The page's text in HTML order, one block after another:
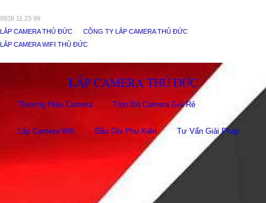
0938 11 23 99
LẮP CAMERA THỦ ĐỨC
CÔNG TY LẮP CAMERA THỦ ĐỨC
LẮP CAMERA WIFI THỦ ĐỨC
LẮP CAMERA THỦ ĐỨC
Thương Hiệu Camera Trọn Bộ Camera Giá Rẻ
Lắp Camera Wifi Đầu Ghi Phụ Kiên Tư Vấn Giải Pháp